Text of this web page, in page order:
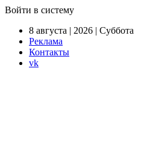
Войти в систему
8 августа | 2026 | Суббота
Реклама
Контакты
vk